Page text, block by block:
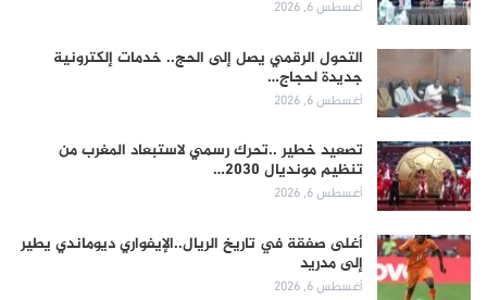
أغسطس 6, 2026
التحول الرقمي يصل إلى الحج.. خدمات إلكترونية
جديدة لحجاج…
أغسطس 6, 2026
تصعيد خطير ..تحرك رسمي لاستبعاد المغرب من
تنظيم مونديال 2030…
أغسطس 6, 2026
أغلى صفقة في تاريخ الريال..الإيفواري ديوماندي يطير
إلى مدريد
أغسطس 6, 2026